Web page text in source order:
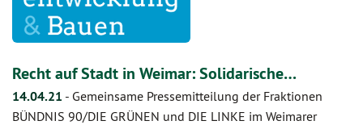
Recht auf Stadt in Weimar: Solidarische…
14.04.21 - Gemeinsame Pressemitteilung der Fraktionen
BÜNDNIS 90/DIE GRÜNEN und DIE LINKE im Weimarer